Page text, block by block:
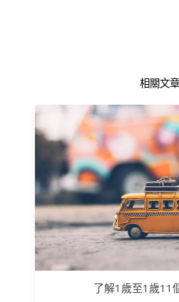
相關文章
了解1歲至1歲11